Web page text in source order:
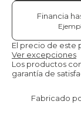
Financia
El precio de este
Ver excepciones
Los productos
garantía de
Fabricado